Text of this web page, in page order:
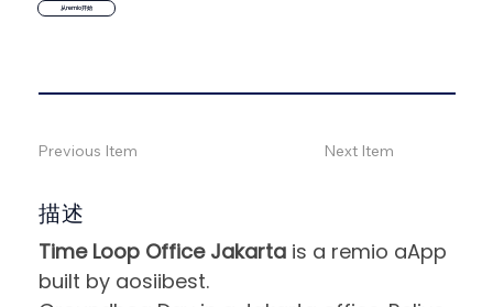
从remio开始
描述
Time Loop Office Jakarta is a remio aApp
built by aosiibest.
Previous Item Next Item